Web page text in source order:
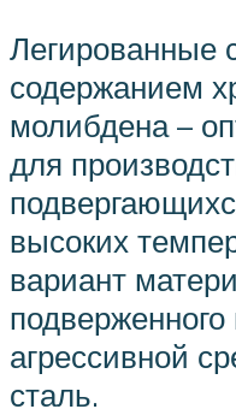
Легированные
содержанием
молибдена –
для
высоких
вариант
агрессивной
сталь.